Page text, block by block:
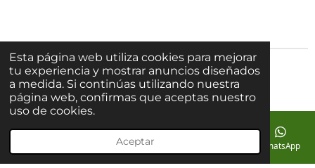
Esta página web utiliza cookies para mejorar
tu experiencia y mostrar anuncios diseñados
a medida. Si continúas utilizando nuestra
página web, confirmas que aceptas nuestro
uso de cookies.
Aceptar
© 2023 - 2026 lacasadelacultura
Teléfono WhatsApp